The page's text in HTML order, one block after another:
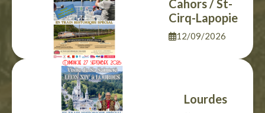
Cahors / St-
Cirq-Lapopie
12/09/2026
Lourdes